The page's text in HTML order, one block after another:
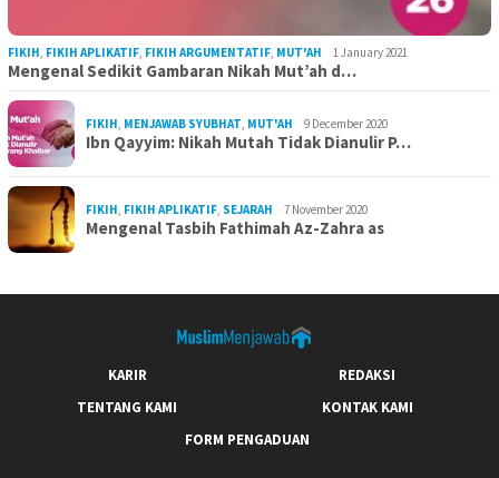
FIKIH, FIKIH APLIKATIF, FIKIH ARGUMENTATIF, MUT'AH 1 January 2021
Mengenal Sedikit Gambaran Nikah Mut’ah d…
FIKIH, MENJAWAB SYUBHAT, MUT'AH 9 December 2020
Ibn Qayyim: Nikah Mutah Tidak Dianulir P…
FIKIH, FIKIH APLIKATIF, SEJARAH 7 November 2020
Mengenal Tasbih Fathimah Az-Zahra as
KARIR
REDAKSI
TENTANG KAMI
KONTAK KAMI
FORM PENGADUAN